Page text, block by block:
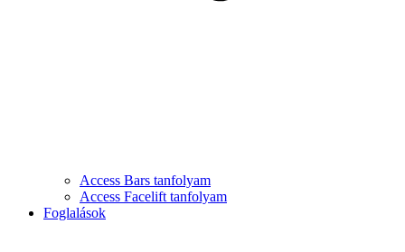
Access Bars tanfolyam
Access Facelift tanfolyam
Foglalások